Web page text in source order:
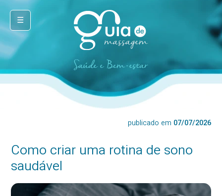
☰
publicado em 07/07/2026
Como criar uma rotina de sono
saudável